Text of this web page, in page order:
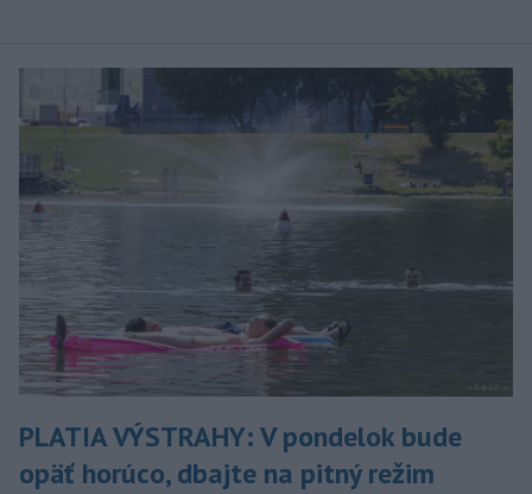
PLATIA VÝSTRAHY: V pondelok bude
opäť horúco, dbajte na pitný režim